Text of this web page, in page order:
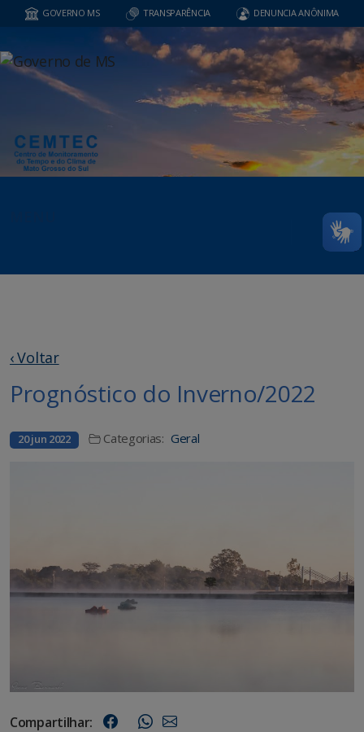
GOVERNO MS TRANSPARÊNCIA DENUNCIA ANÔNIMA
‹ Voltar
Prognóstico do Inverno/2022
20 jun 2022 Categorias: Geral
Compartilhar: